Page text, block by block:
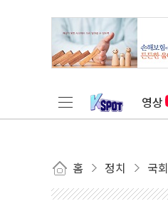
영상
홈 정치 국